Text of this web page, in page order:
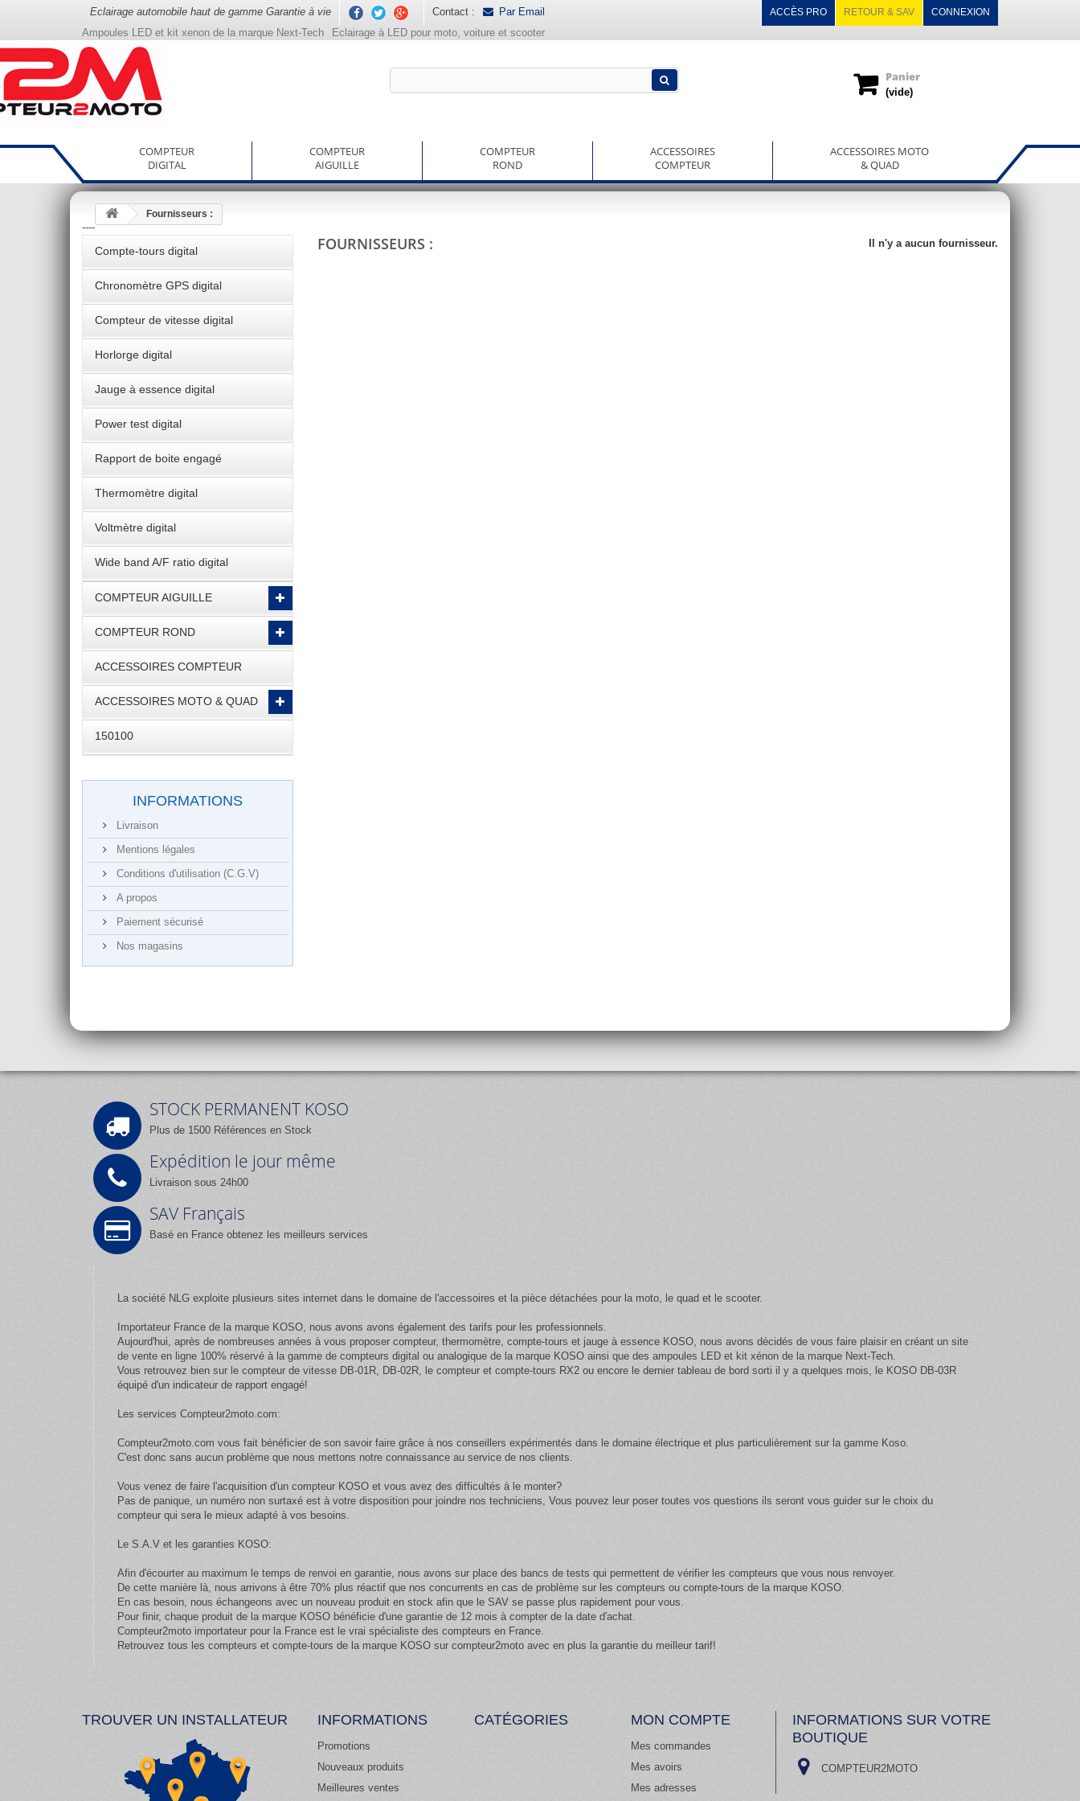
Eclairage automobile haut de gamme Garantie à vie CONNEXION
Contact : Par Email RETOUR & SAV
ACCÈS PRO
Ampoules LED et kit xenon de la marque Next-Tech Eclairage à LED pour moto, voiture et scooter
Panier
(vide)
COMPTEUR
DIGITAL
COMPTEUR
AIGUILLE
COMPTEUR
ROND
ACCESSOIRES
COMPTEUR
ACCESSOIRES MOTO
& QUAD
----
Fournisseurs :
Compte-tours digital
Chronomètre GPS digital
Compteur de vitesse digital
Horlorge digital
Jauge à essence digital
Power test digital
Rapport de boite engagé
Thermomètre digital
Voltmètre digital
Wide band A/F ratio digital
COMPTEUR AIGUILLE
COMPTEUR ROND
ACCESSOIRES COMPTEUR
ACCESSOIRES MOTO & QUAD
150100
INFORMATIONS
Livraison
Mentions légales
Conditions d'utilisation (C.G.V)
A propos
Paiement sécurisé
Nos magasins
FOURNISSEURS : Il n'y a aucun fournisseur.
STOCK PERMANENT KOSO
Plus de 1500 Références en Stock
Expédition le jour même
Livraison sous 24h00
SAV Français
Basé en France obtenez les meilleurs services
La société NLG exploite plusieurs sites internet dans le domaine de l'accessoires et la pièce détachées pour la moto, le quad et le scooter.
Importateur France de la marque KOSO, nous avons avons également des tarifs pour les professionnels.
Aujourd'hui, après de nombreuses années à vous proposer compteur, thermomètre, compte-tours et jauge à essence KOSO, nous avons décidés de vous faire plaisir en créant un site
de vente en ligne 100% réservé à la gamme de compteurs digital ou analogique de la marque KOSO ainsi que des ampoules LED et kit xénon de la marque Next-Tech.
Vous retrouvez bien sur le compteur de vitesse DB-01R, DB-02R, le compteur et compte-tours RX2 ou encore le dernier tableau de bord sorti il y a quelques mois, le KOSO DB-03R
équipé d'un indicateur de rapport engagé!
Les services Compteur2moto.com:
Compteur2moto.com vous fait bénéficier de son savoir faire grâce à nos conseillers expérimentés dans le domaine électrique et plus particulièrement sur la gamme Koso.
C'est donc sans aucun problème que nous mettons notre connaissance au service de nos clients.
Vous venez de faire l'acquisition d'un compteur KOSO et vous avez des difficultés à le monter?
Pas de panique, un numéro non surtaxé est à votre disposition pour joindre nos techniciens, Vous pouvez leur poser toutes vos questions ils seront vous guider sur le choix du
compteur qui sera le mieux adapté à vos besoins.
Le S.A.V et les garanties KOSO:
Afin d'écourter au maximum le temps de renvoi en garantie, nous avons sur place des bancs de tests qui permettent de vérifier les compteurs que vous nous renvoyer.
De cette manière là, nous arrivons à être 70% plus réactif que nos concurrents en cas de problème sur les compteurs ou compte-tours de la marque KOSO.
En cas besoin, nous échangeons avec un nouveau produit en stock afin que le SAV se passe plus rapidement pour vous.
Pour finir, chaque produit de la marque KOSO bénéficie d'une garantie de 12 mois à compter de la date d'achat.
Compteur2moto importateur pour la France est le vrai spécialiste des compteurs en France.
Retrouvez tous les compteurs et compte-tours de la marque KOSO sur compteur2moto avec en plus la garantie du meilleur tarif!
TROUVER UN INSTALLATEUR INFORMATIONS
Promotions
Nouveaux produits
Meilleures ventes
CATÉGORIES MON COMPTE
Mes commandes
Mes avoirs
Mes adresses
INFORMATIONS SUR VOTRE
BOUTIQUE
COMPTEUR2MOTO